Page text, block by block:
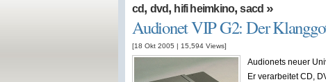
cd, dvd, hifi heimkino,sacd »
Audionet VIP G2: Der
[18 Okt 2005 | 15,594 Views]
Audionets neuer
Er verarbeitet CD,